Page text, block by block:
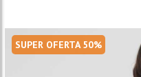
SUPER OFERTA 50%